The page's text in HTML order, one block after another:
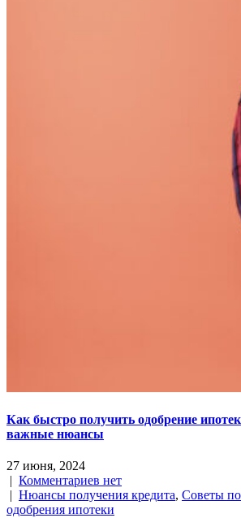
Как быстро получить одобрение
важные нюансы
27 июня, 2024
| Комментариев нет
| Нюансы получения кредита, Советы
одобрения ипотеки